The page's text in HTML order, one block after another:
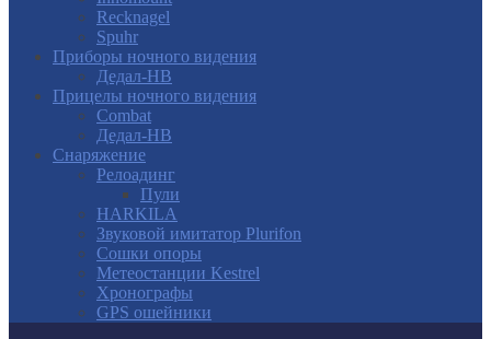
Recknagel
Spuhr
Приборы ночного видения
Дедал-НВ
Прицелы ночного видения
Combat
Дедал-НВ
Снаряжение
Релоадинг
Пули
HARKILA
Звуковой имитатор Plurifon
Сошки опоры
Метеостанции Kestrel
Хронографы
GPS ошейники